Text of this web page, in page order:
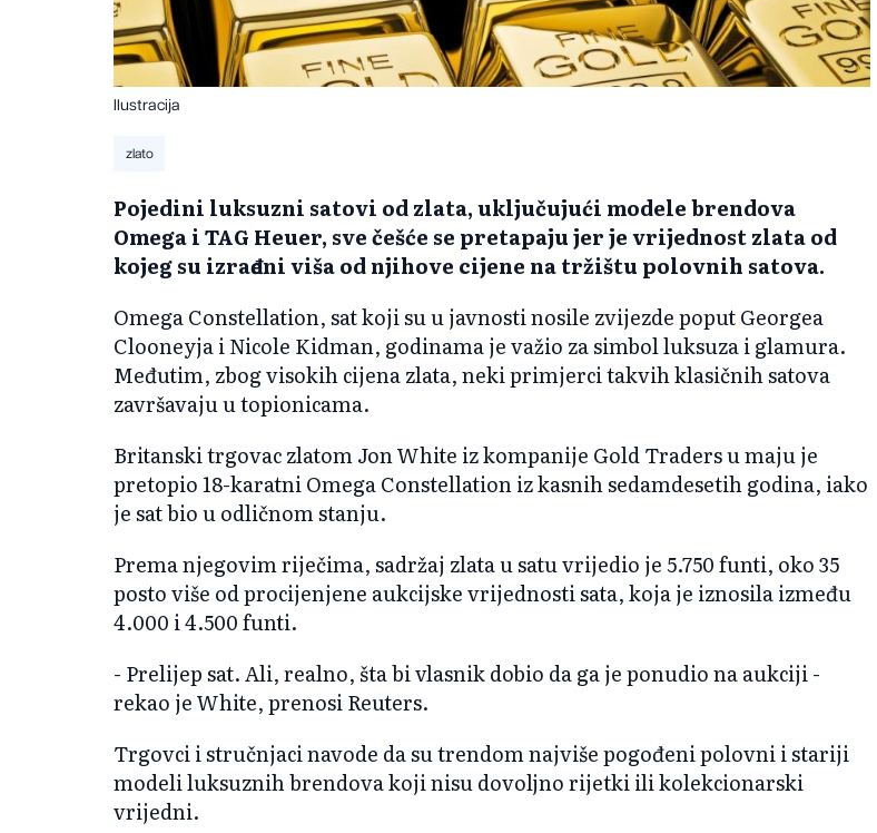
Ilustracija
zlato
Pojedini luksuzni satovi od zlata, uključujući modele brendova
Omega i TAG Heuer, sve češće se pretapaju jer je vrijednost zlata od
kojeg su izrađeni viša od njihove cijene na tržištu polovnih satova.
Omega Constellation, sat koji su u javnosti nosile zvijezde poput Georgea
Clooneyja i Nicole Kidman, godinama je važio za simbol luksuza i glamura.
Međutim, zbog visokih cijena zlata, neki primjerci takvih klasičnih satova
završavaju u topionicama.
Britanski trgovac zlatom Jon White iz kompanije Gold Traders u maju je
pretopio 18-karatni Omega Constellation iz kasnih sedamdesetih godina, iako
je sat bio u odličnom stanju.
Prema njegovim riječima, sadržaj zlata u satu vrijedio je 5.750 funti, oko 35
posto više od procijenjene aukcijske vrijednosti sata, koja je iznosila između
4.000 i 4.500 funti.
- Prelijep sat. Ali, realno, šta bi vlasnik dobio da ga je ponudio na aukciji -
rekao je White, prenosi Reuters.
Trgovci i stručnjaci navode da su trendom najviše pogođeni polovni i stariji
modeli luksuznih brendova koji nisu dovoljno rijetki ili kolekcionarski
vrijedni.